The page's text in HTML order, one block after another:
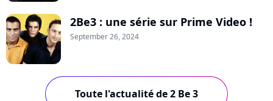
2Be3 : une série sur Prime Video !
September 26, 2024
Toute l'actualité de 2 Be 3